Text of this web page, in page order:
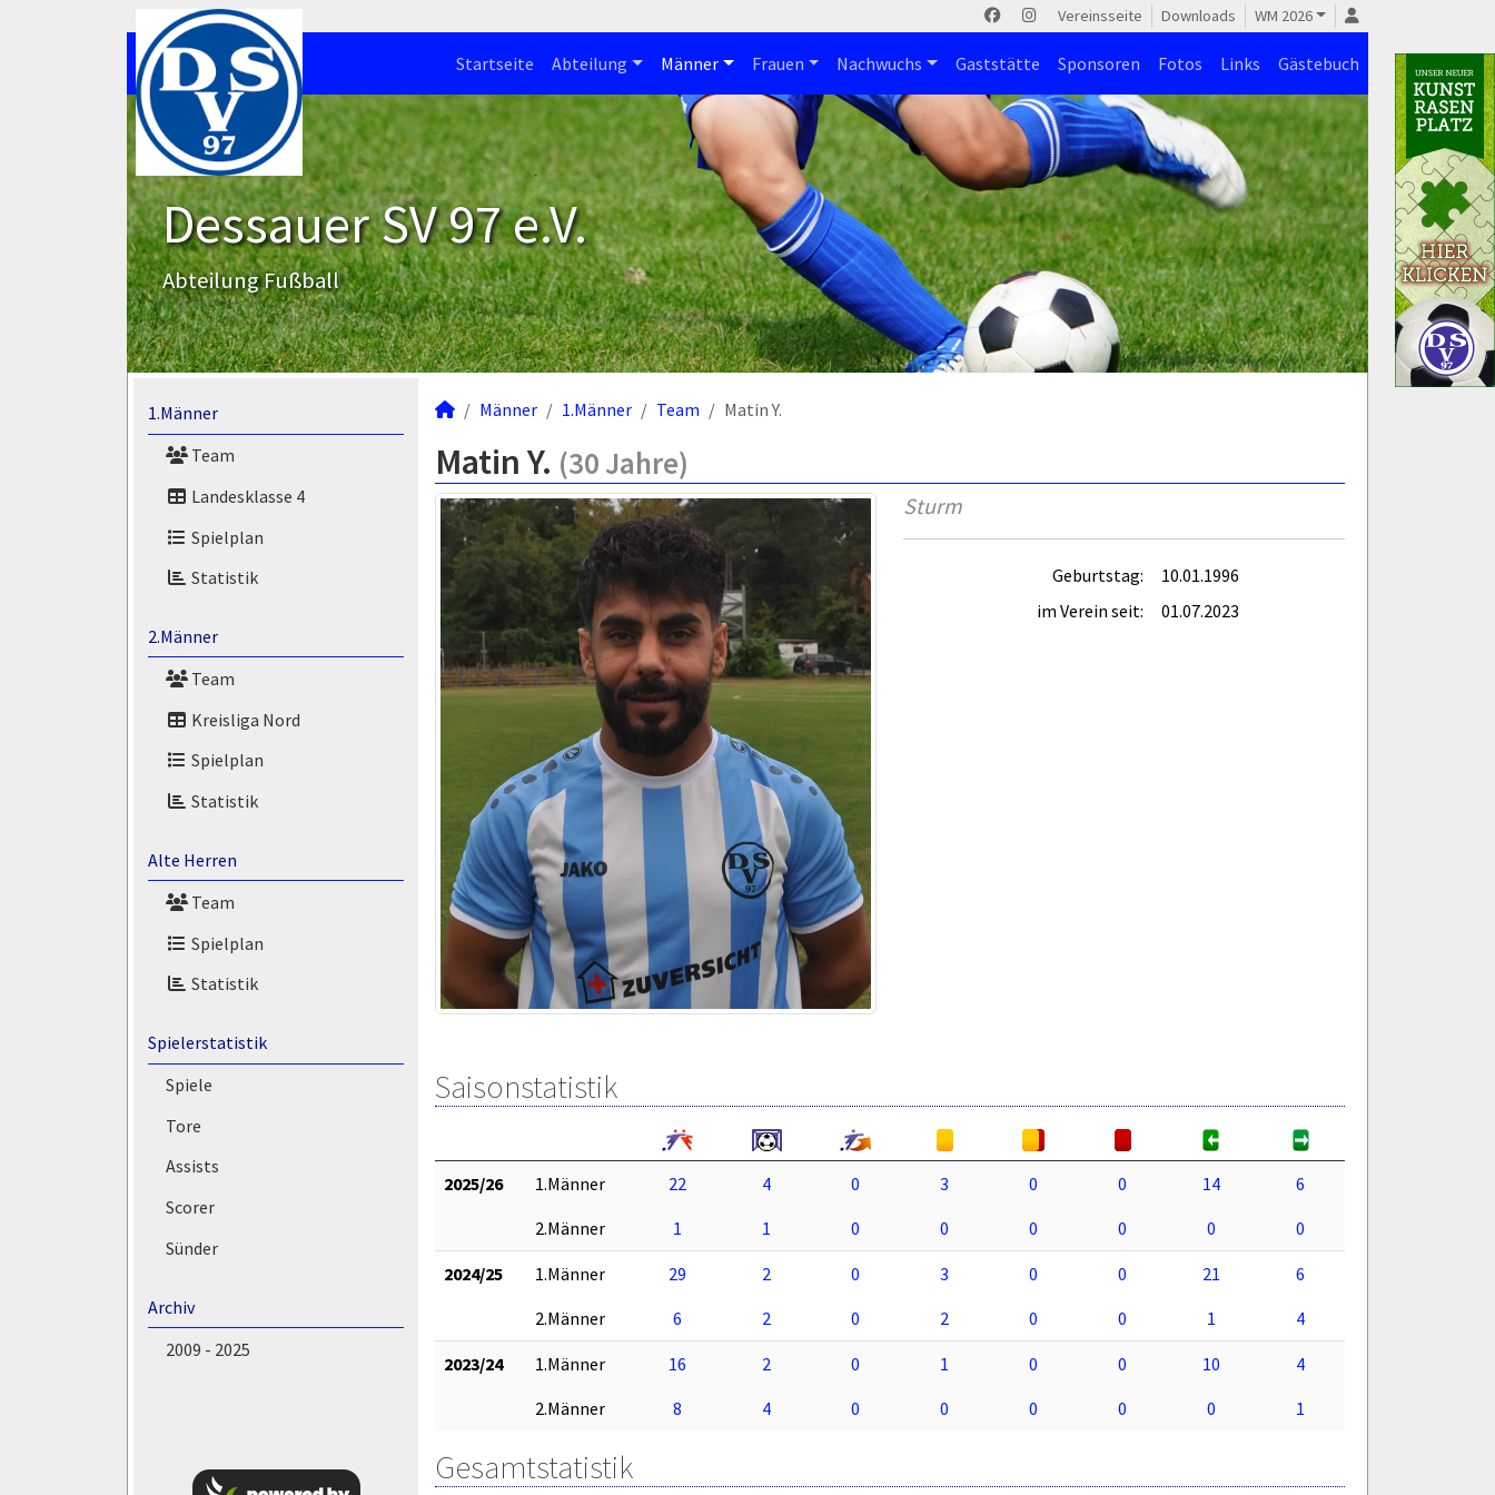
Vereinsseite Downloads WM 2026
Startseite Abteilung Männer Frauen Nachwuchs Gaststätte Sponsoren Fotos Links Gästebuch
Dessauer SV 97 e.V.
Abteilung Fußball
1.Männer
Team
Landesklasse 4
Spielplan
Statistik
2.Männer
Team
Kreisliga Nord
Spielplan
Statistik
Alte Herren
Team
Spielplan
Statistik
Spielerstatistik
Spiele
Tore
Assists
Scorer
Sünder
Archiv
2009 - 2025
Männer 1.Männer Team Matin Y.
Matin Y. (30 Jahre)
Sturm
Geburtstag:
10.01.1996
im Verein seit:
01.07.2023
Saisonstatistik
2025/26 1.Männer 22 4 0 3 0 0 14
6
2.Männer
1 1 0 0 0 0 0 0
2024/25 1.Männer 29 2 0 3 0 0 21
6
2.Männer
6 2 0 2 0 0 1 4
2023/24 1.Männer 16 2 0 1 0 0 10
4
2.Männer
8 4 0 0 0 0 0 1
Gesamtstatistik